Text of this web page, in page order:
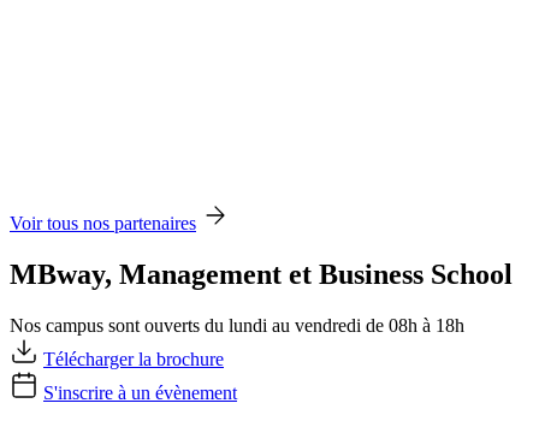
Voir tous nos partenaires
MBway, Management et Business School
Nos campus sont ouverts du lundi au vendredi de 08h à 18h
Télécharger la brochure
S'inscrire à un évènement